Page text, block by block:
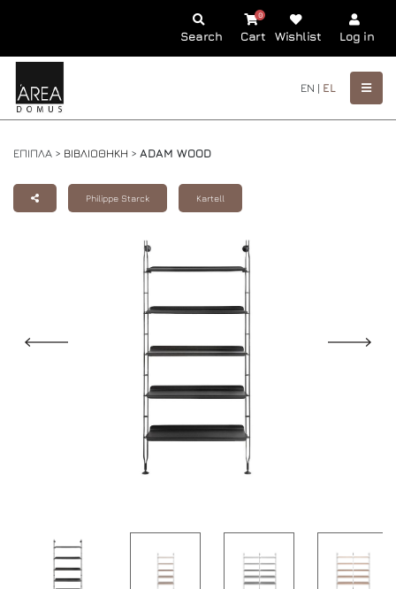
Search Cart
0
Wishlist Log in
EN | EL
ΕΠΙΠΛΑ > ΒΙΒΛΙΟΘΗΚΗ > ADAM WOOD
Philippe Starck Kartell